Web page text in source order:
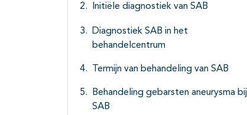
Initiële diagnostiek van SAB
Diagnostiek SAB in het
behandelcentrum
Termijn van behandeling van SAB
Behandeling gebarsten aneurysma bij
SAB